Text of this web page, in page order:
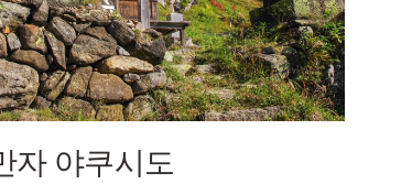
우시이케 호수